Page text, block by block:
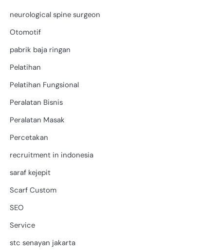
neurological spine surgeon
Otomotif
pabrik baja ringan
Pelatihan
Pelatihan Fungsional
Peralatan Bisnis
Peralatan Masak
Percetakan
recruitment in indonesia
saraf kejepit
Scarf Custom
SEO
Service
stc senayan jakarta